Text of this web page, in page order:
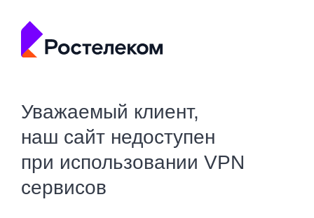
Уважаемый клиент,
наш сайт недоступен
при использовании VPN
сервисов